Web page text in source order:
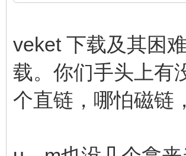
veket 下载及其困
载。你们手头上有
个直链，哪怕磁链